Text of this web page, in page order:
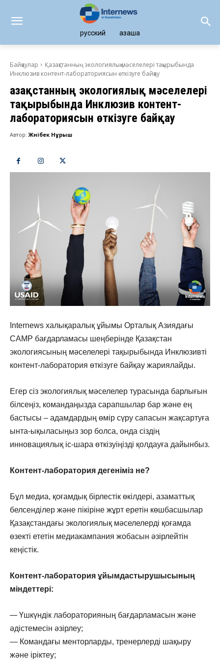
русский қазақша
Байқаулар
Қазақстанның экологиялық мәселелері тақырыбында
Инклюзив контент-лабораториясын өткізуге байқау
Қазақстанның экологиялық мәселелері
тақырыбында Инклюзив контент-
лабораториясын өткізуге байқау
Автор: Жәнібек Нұрыш
Internews халықаралық ұйымы Орталық Азиядағы
CAMP бағдарламасы шеңберінде Қазақстан
экологиясының мәселелері тақырыбында Инклюзивті
контент-лаборатория өткізуге байқау жариялайды.
Егер сіз экологиялық мәселелер турасында барлығын
білсеңіз, командаңызда сарапшылар бар және ең
бастысы – адамдардың өмір сүру сапасын жақсартуға
ынта-ықыласыңыз зор болса, онда сіздің
инновациялық іс-шара өткізуіңізді қолдауға дайынбыз.
Контент-лаборатория дегеніміз не?
Бұл медиа, қоғамдық бірлестік өкілдері, азаматтық
белсенділер және пікіріне жұрт еретін көшбасшылар
Қазақстандағы экологиялық мәселелерді қоғамда
өзекті ететін медиакампания жобасын әзірлейтін
кеңістік.
Контент-лаборатория ұйымдастырушысының
міндеттері:
— Үшкүндік лабораторияның бағдарламасын және
әдістемесін әзірлеу;
— Командағы менторларды, тренерлерді шақыру
және іріктеу;